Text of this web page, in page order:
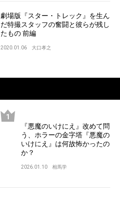
劇場版『スター・トレック』を生ん
だ特撮スタッフの奮闘と彼らが残し
たもの 前編
2020.01.06 大口孝之
『悪魔のいけにえ』改めて問
う、ホラーの金字塔『悪魔の
いけにえ』は何故怖かったの
か？
2026.01.10 相馬学